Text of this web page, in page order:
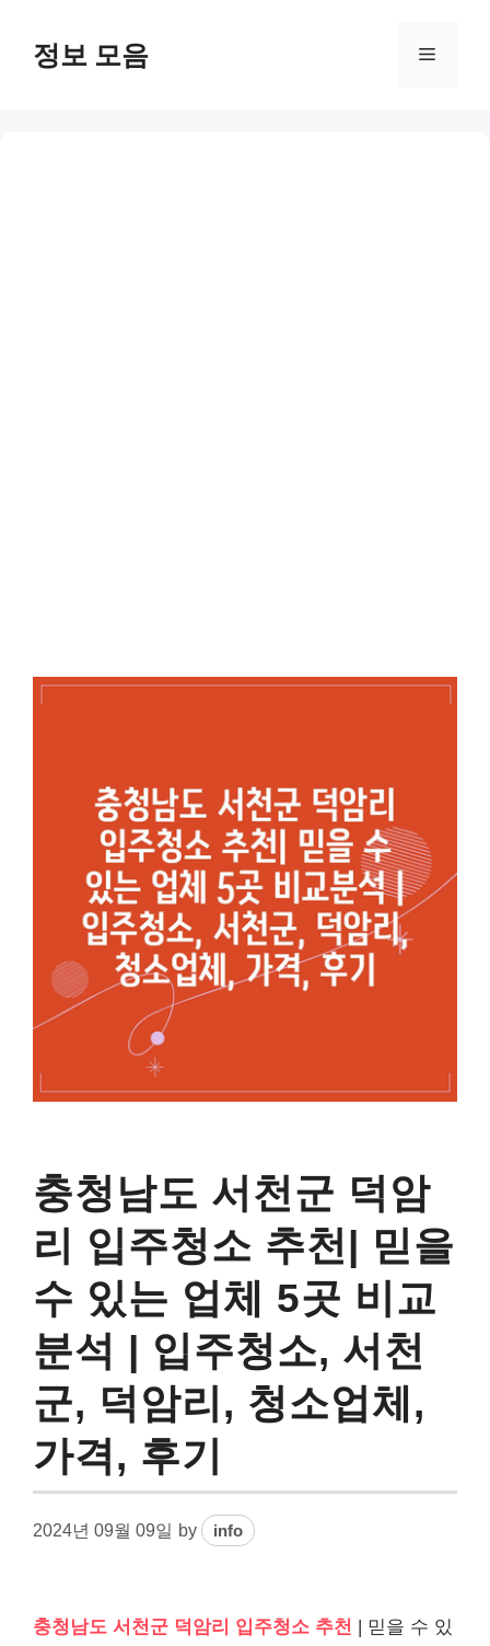
content정보 모음 Menu
충청남도 서천군 덕암
리 입주청소 추천| 믿을
수 있는 업체 5곳 비교
분석 | 입주청소, 서천
군, 덕암리, 청소업체,
가격, 후기
2024년 09월 09일 by info
충청남도 서천군 덕암리 입주청소 추천 | 믿을 수 있